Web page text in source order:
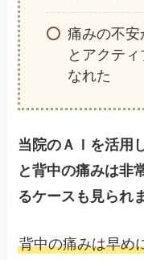
痛みの不安
とアクテ
なれた
当院のＡＩを活用
と背中の痛みは非
るケースも見られ
背中の痛みは早め